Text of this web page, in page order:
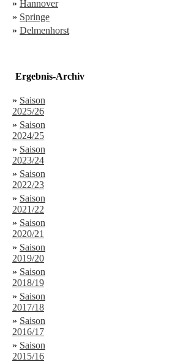
» Hannover
» Springe
» Delmenhorst
Ergebnis-Archiv
» Saison
2025/26
» Saison
2024/25
» Saison
2023/24
» Saison
2022/23
» Saison
2021/22
» Saison
2020/21
» Saison
2019/20
» Saison
2018/19
» Saison
2017/18
» Saison
2016/17
» Saison
2015/16